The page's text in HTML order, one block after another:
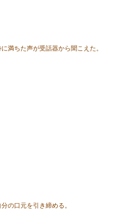
満ちた声が受話器から聞こえた。
の口元を引き締める。